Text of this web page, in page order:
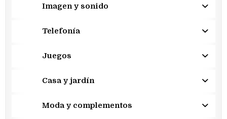
Imagen y sonido
Telefonía
Juegos
Casa y jardín
Moda y complementos